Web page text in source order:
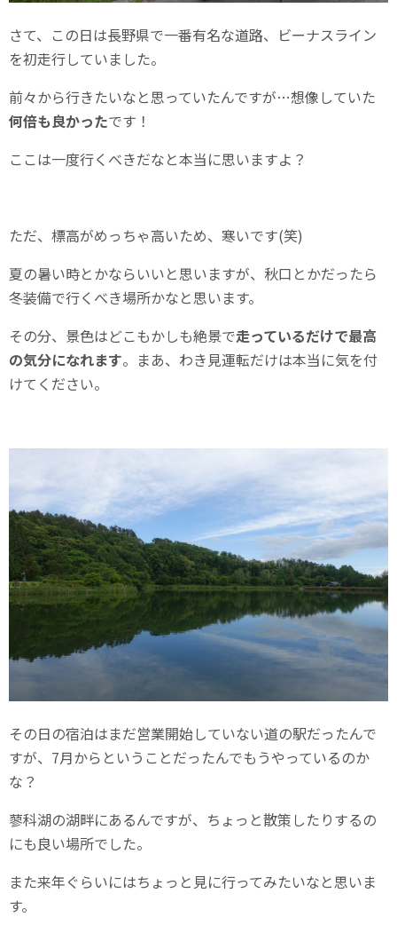
さて、この日は長野県で一番有名な道路、ビーナスライン
を初走行していました。
前々から行きたいなと思っていたんですが…想像していた
何倍も良かったです！
ここは一度行くべきだなと本当に思いますよ？
ただ、標高がめっちゃ高いため、寒いです(笑)
夏の暑い時とかならいいと思いますが、秋口とかだったら
冬装備で行くべき場所かなと思います。
その分、景色はどこもかしも絶景で走っているだけで最高
の気分になれます。まあ、わき見運転だけは本当に気を付
けてください。
その日の宿泊はまだ営業開始していない道の駅だったんで
すが、7月からということだったんでもうやっているのか
な？
蓼科湖の湖畔にあるんですが、ちょっと散策したりするの
にも良い場所でした。
また来年ぐらいにはちょっと見に行ってみたいなと思いま
す。